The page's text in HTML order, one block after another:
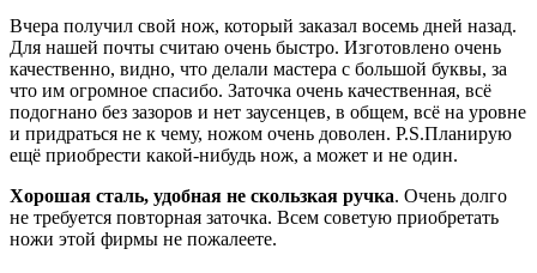
Вчера получил свой нож, который заказал восемь дней назад.
Для нашей почты считаю очень быстро. Изготовлено очень
качественно, видно, что делали мастера с большой буквы, за
что им огромное спасибо. Заточка очень качественная, всё
подогнано без зазоров и нет заусенцев, в общем, всё на уровне
и придраться не к чему, ножом очень доволен. P.S.Планирую
ещё приобрести какой-нибудь нож, а может и не один.
Хорошая сталь, удобная не скользкая ручка. Очень долго
не требуется повторная заточка. Всем советую приобретать
ножи этой фирмы не пожалеете.